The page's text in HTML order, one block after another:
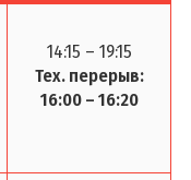
14:15 – 19:15
Тех. перерыв:
16:00 – 16:20